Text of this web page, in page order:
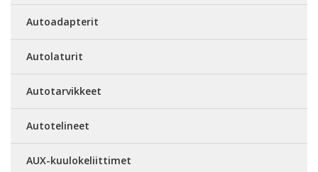
Autoadapterit
Autolaturit
Autotarvikkeet
Autotelineet
AUX-kuulokeliittimet